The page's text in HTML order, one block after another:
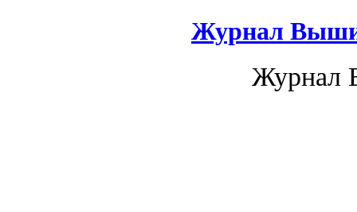
Журнал
Журнал